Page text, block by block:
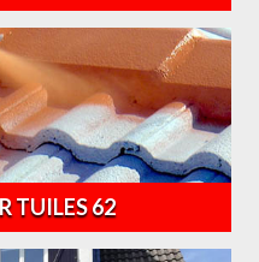
TUILES 62